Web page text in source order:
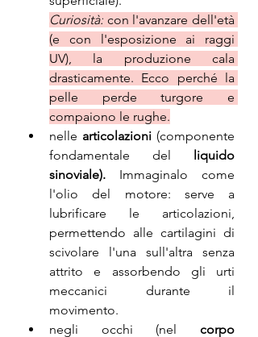
Curiosità: con l'avanzare dell'età
(e con l'esposizione ai raggi
UV), la produzione cala
drasticamente. Ecco perché la
pelle perde turgore e
compaiono le rughe.
nelle articolazioni (componente
fondamentale del liquido
sinoviale). Immaginalo come
l'olio del motore: serve a
lubrificare le articolazioni,
permettendo alle cartilagini di
scivolare l'una sull'altra senza
attrito e assorbendo gli urti
meccanici durante il
movimento.
negli occhi (nel corpo